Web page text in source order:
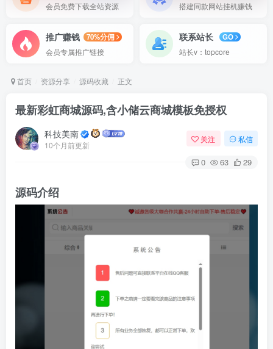
Linux软件 Android软件
会员免费下载全站资源
搭建同款网站挂机赚钱
推广赚钱
70%分佣
会员专属推广链接
联系站长
GO
站长v：topcore
首页 资源分享 源码收藏 正文
最新彩虹商城源码,含小储云商城模板免授权
科技美南
10个月前更新
关注 私信
0 63 29
源码介绍